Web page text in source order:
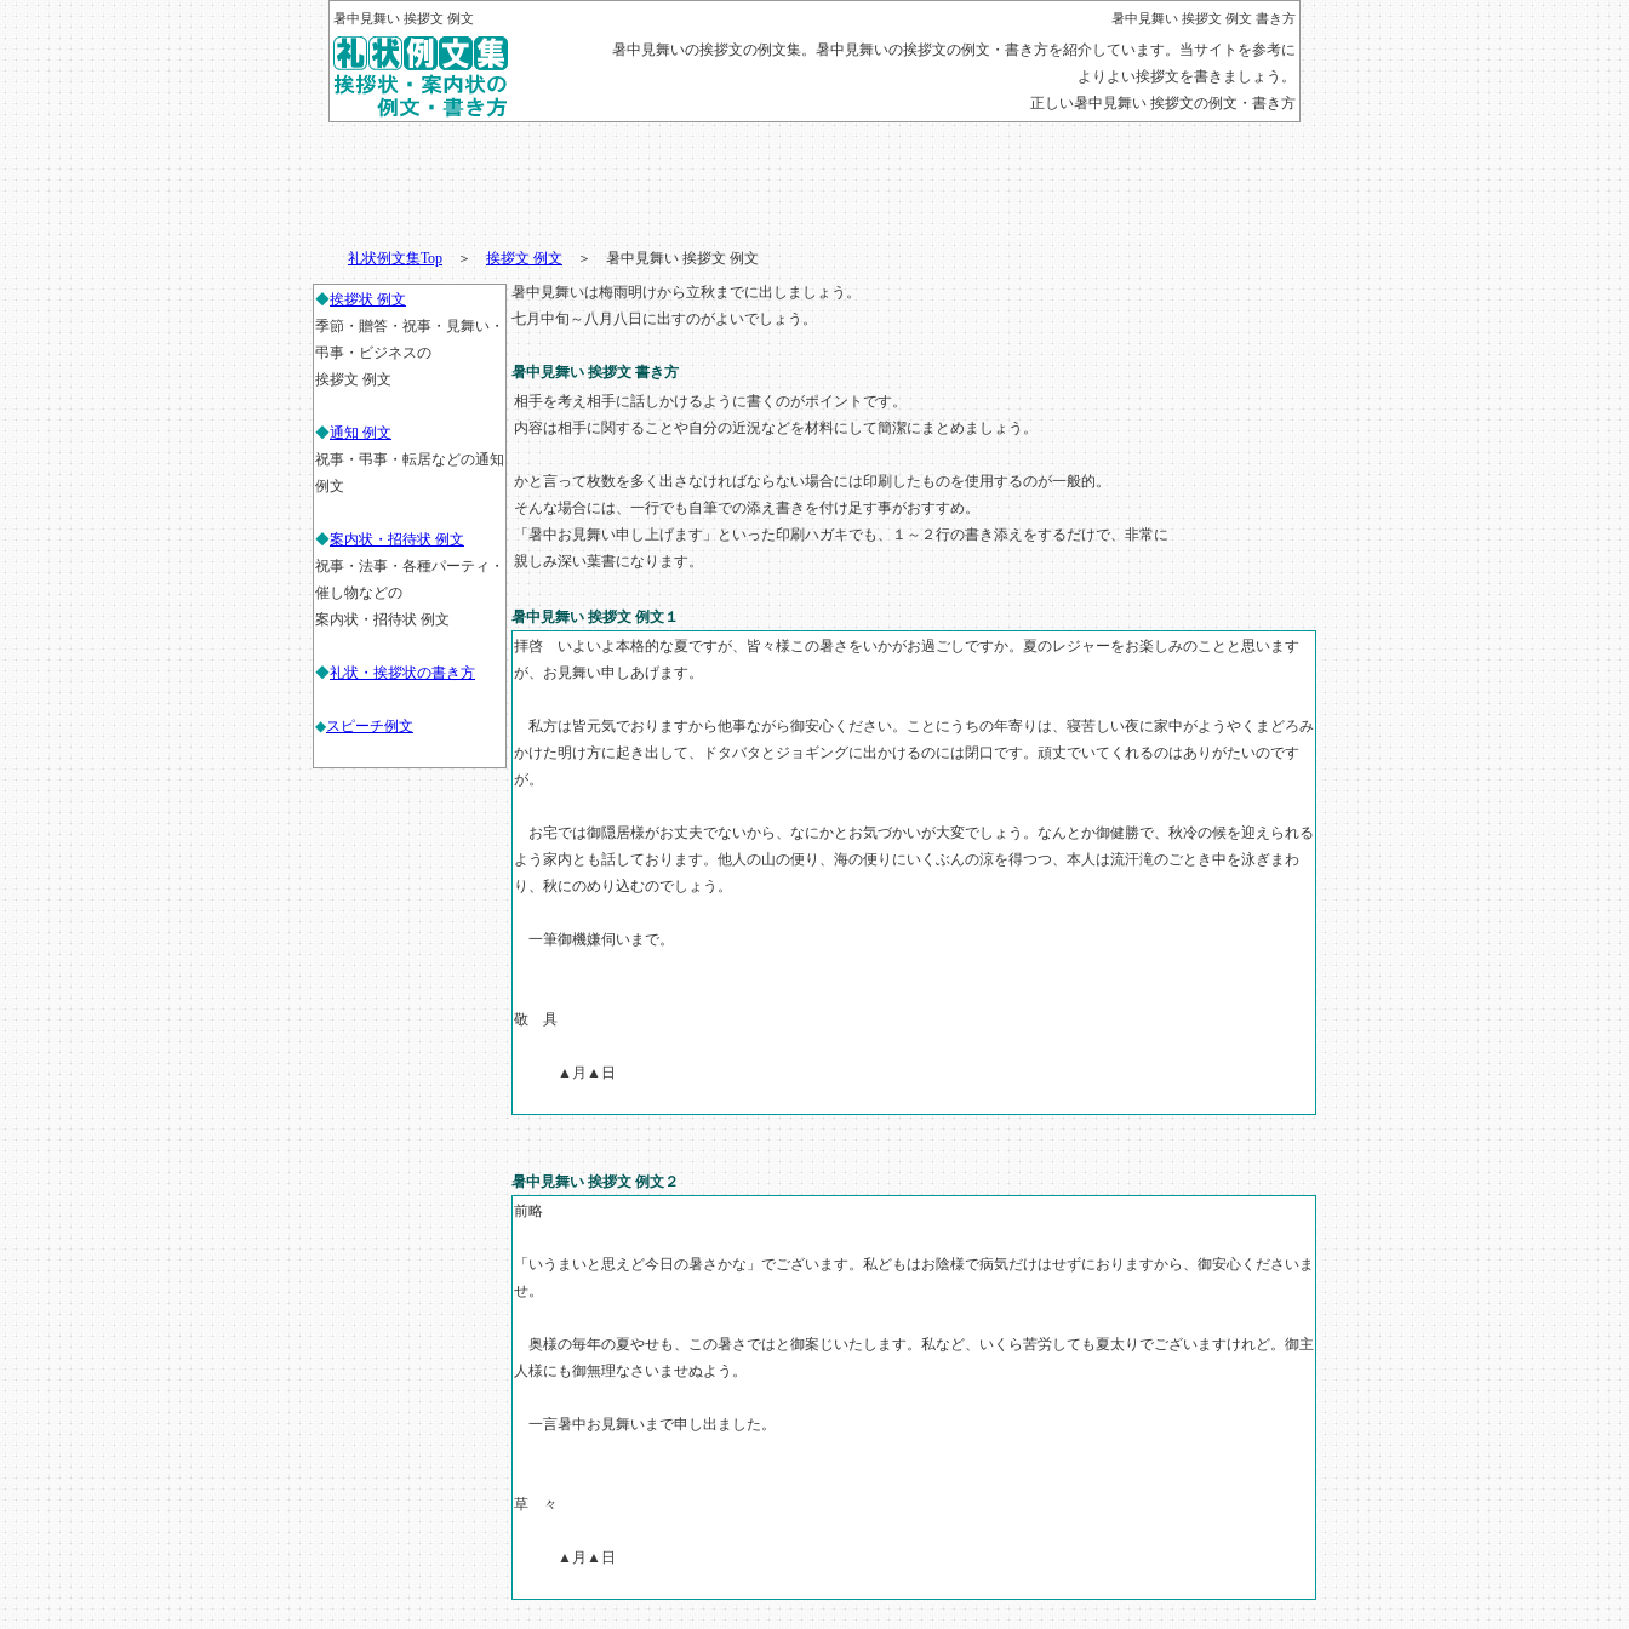
暑中見舞い 挨拶文 例文 暑中見舞い 挨拶文 例文 書き方
暑中見舞いの挨拶文の例文集。 暑中見舞いの挨拶文の例文 ・ 書き方を紹介しています。当サイトを参考に
よりよい挨拶文を書きましょう。
正しい暑中見舞い 挨拶文の例文・書き方
礼状例文集Top ＞挨拶文 例文 ＞ 暑中見舞い 挨拶文 例文
暑中見舞いは梅雨明けから立秋までに出しましょう。
七月中旬～八月八日に出すのがよいでしょう。
暑中見舞い 挨拶文 書き方
相手を考え相手に話しかけるように書くのがポイントです。
内容は相手に関することや自分の近況などを材料にして簡潔にまとめましょう。
かと言って枚数を多く出さなければならない場合には印刷したものを使用するのが一般的。
そんな場合には、一行でも自筆での添え書きを付け足す事がおすすめ。
「暑中お見舞い申し上げます」といった印刷ハガキでも、１～２行の書き添えをするだけで、非常に
親しみ深い葉書になります。
暑中見舞い 挨拶文 例文１
拝啓 いよいよ本格的な夏ですが、皆々様この暑さをいかがお過ごしですか。夏のレジャーをお楽しみのことと思います
が、お見舞い申しあげます。
私方は皆元気でおりますから他事ながら御安心ください。ことにうちの年寄りは、寝苦しい夜に家中がようやくまどろみ
かけた明け方に起き出して、ドタバタとジョギングに出かけるのには閉口です。頑丈でいてくれるのはありがたいのです
が。
お宅では御隠居様がお丈夫でないから、なにかとお気づかいが大変でしょう。なんとか御健勝で、秋冷の候を迎えられる
よう家内とも話しております。他人の山の便り、海の便りにいくぶんの涼を得つつ、本人は流汗滝のごとき中を泳ぎまわ
り、秋にのめり込むのでしょう。
一筆御機嫌伺いまで。
敬 具
▲月▲日
暑中見舞い 挨拶文 例文２
前略
「いうまいと思えど今日の暑さかな」でございます。私どもはお陰様で病気だけはせずにおりますから、御安心くださいま
せ。
奥様の毎年の夏やせも、この暑さではと御案じいたします。私など、いくら苦労しても夏太りでございますけれど。御主
人様にも御無理なさいませぬよう。
一言暑中お見舞いまで申し出ました。
草 々
▲月▲日
◆挨拶状 例文
季節・贈答・祝事・見舞い・
弔事・ビジネスの
挨拶文 例文
◆通知 例文
祝事・弔事・転居などの通知
例文
◆案内状・招待状 例文
祝事・法事・各種パーティ・
催し物などの
案内状・招待状 例文
◆礼状・挨拶状の書き方
◆スピーチ例文